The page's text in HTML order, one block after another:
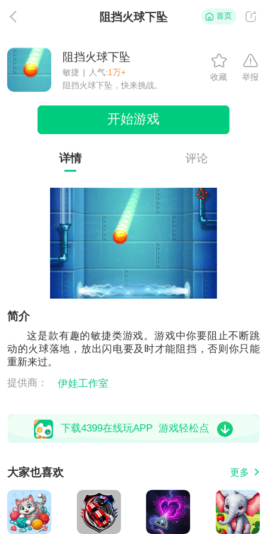
阻挡火球下坠 首页
阻挡火球下坠
敏捷 | 人气:1万+
阻挡火球下坠，快来挑战。
收藏 举报
开始游戏
详情 评论
简介
这是款有趣的敏捷类游戏。游戏中你要阻止不断跳
动的火球落地，放出闪电要及时才能阻挡，否则你只能
重新来过。
提供商：
伊娃工作室
下载4399在线玩APP 游戏轻松点
大家也喜欢 更多